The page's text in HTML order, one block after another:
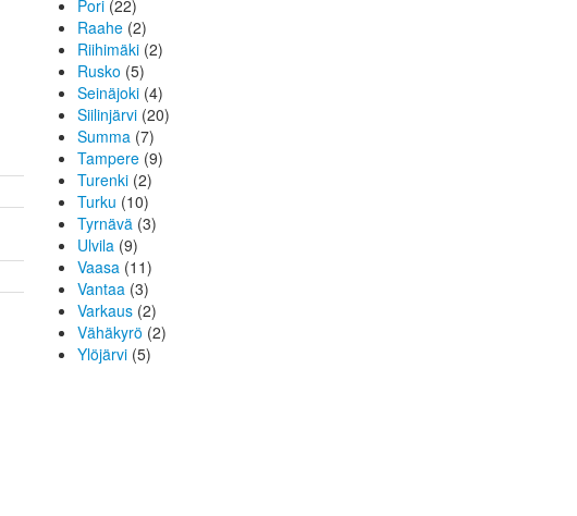
Pori (22)
Raahe (2)
Riihimäki (2)
Rusko (5)
Seinäjoki (4)
Siilinjärvi (20)
Summa (7)
Tampere (9)
Turenki (2)
Turku (10)
Tyrnävä (3)
Ulvila (9)
Vaasa (11)
Vantaa (3)
Varkaus (2)
Vähäkyrö (2)
Ylöjärvi (5)